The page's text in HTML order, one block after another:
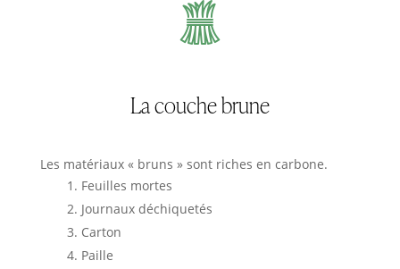
La couche brune
Les matériaux « bruns » sont riches en carbone.
Feuilles mortes
Journaux déchiquetés
Carton
Paille